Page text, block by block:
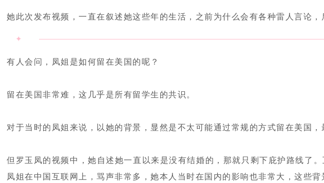
她此次发布视频，一直在叙述她这些年的生活，之前为什么会有各种雷人言论
✦
有人会问，凤姐是如何留在美国的呢？
留在美国非常难，这几乎是所有留学生的共识。
对于当时的凤姐来说，以她的背景，显然是不太可能通过常规的方式留在美国
但罗玉凤的视频中，她自述她一直以来是没有结婚的，那就只剩下庇护路线了
凤姐在中国互联网上，骂声非常多，她本人当时在国内的影响也非常大，这些背